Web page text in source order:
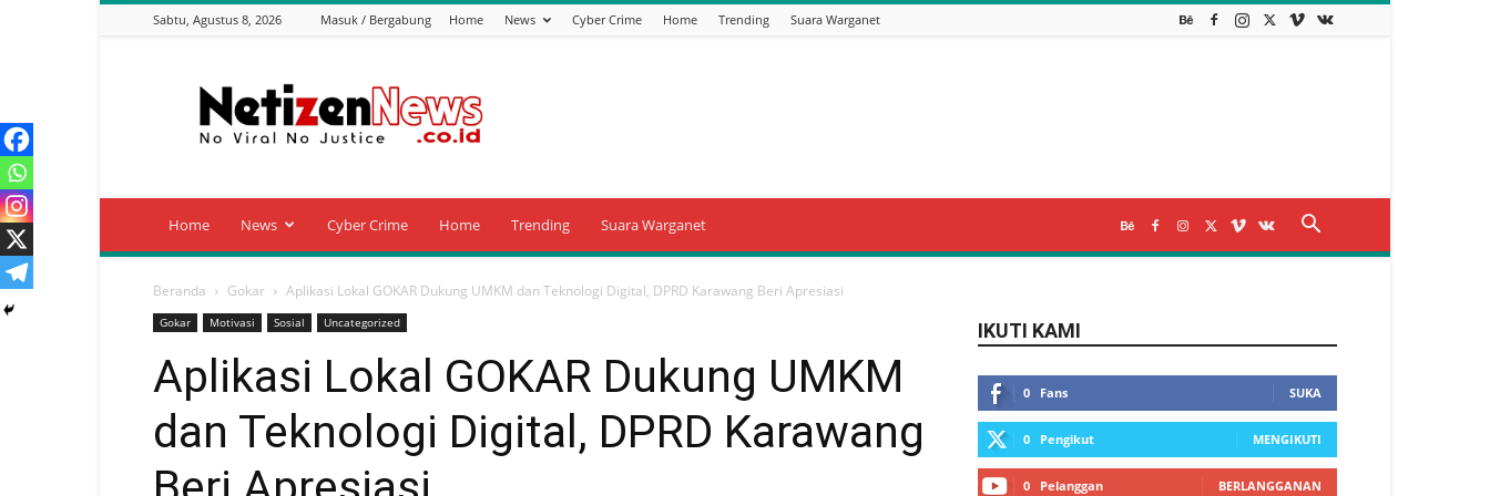
Sabtu, Agustus 8, 2026 Masuk / Bergabung Home News Cyber Crime Home Trending Suara Warganet
News
Home News Cyber Crime Home Trending Suara Warganet
Beranda Gokar Aplikasi Lokal GOKAR Dukung UMKM dan Teknologi Digital, DPRD Karawang Beri Apresiasi
Gokar Motivasi Sosial Uncategorized
Aplikasi Lokal GOKAR Dukung UMKM
dan Teknologi Digital, DPRD Karawang
IKUTI KAMI
0 Fans SUKA
0 Pengikut MENGIKUTI
0 Pelanggan BERLANGGANAN